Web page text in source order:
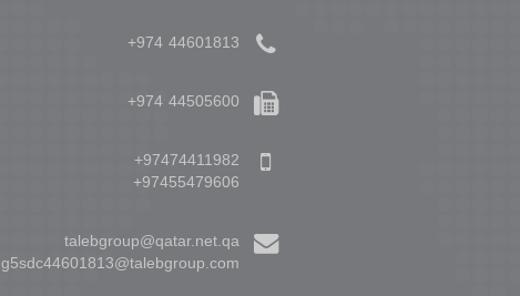
+974 44601813
+974 44505600
+97474411982
+97455479606
talebgroup@qatar.net.qa
g5sdc44601813@talebgroup.com